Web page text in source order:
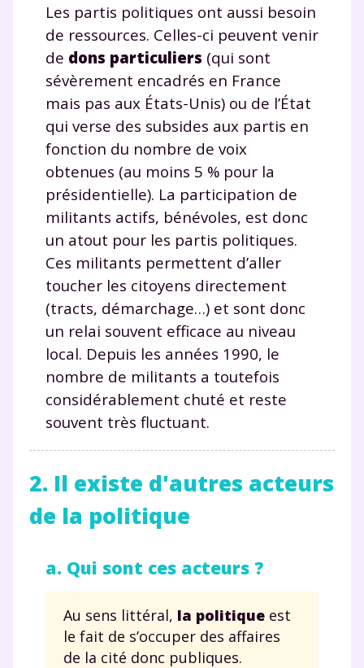
Les partis politiques ont aussi besoin
de ressources. Celles-ci peuvent venir
de dons particuliers (qui sont
sévèrement encadrés en France
mais pas aux États-Unis) ou de l’État
qui verse des subsides aux partis en
fonction du nombre de voix
obtenues (au moins 5 % pour la
présidentielle). La participation de
militants actifs, bénévoles, est donc
un atout pour les partis politiques.
Ces militants permettent d’aller
toucher les citoyens directement
(tracts, démarchage…) et sont donc
un relai souvent efficace au niveau
local. Depuis les années 1990, le
nombre de militants a toutefois
considérablement chuté et reste
souvent très fluctuant.
2. Il existe d'autres acteurs
de la politique
a. Qui sont ces acteurs ?
Au sens littéral, la politique est
le fait de s’occuper des affaires
de la cité donc publiques.